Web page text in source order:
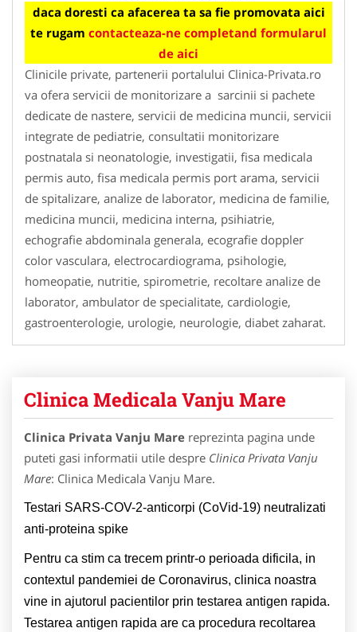
daca doresti ca afacerea ta sa fie promovata aici
te rugam contacteaza-ne completand formularul
de aici
Clinicile private, partenerii portalului Clinica-Privata.ro
va ofera servicii de monitorizare a sarcinii si pachete
dedicate de nastere, servicii de medicina muncii, servicii
integrate de pediatrie, consultatii monitorizare
postnatala si neonatologie, investigatii, fisa medicala
permis auto, fisa medicala permis port arama, servicii
de spitalizare, analize de laborator, medicina de familie,
medicina muncii, medicina interna, psihiatrie,
echografie abdominala generala, ecografie doppler
color vasculara, electrocardiograma, psihologie,
homeopatie, nutritie, spirometrie, recoltare analize de
laborator, ambulator de specialitate, cardiologie,
gastroenterologie, urologie, neurologie, diabet zaharat.
Clinica Medicala Vanju Mare
Clinica Privata Vanju Mare reprezinta pagina unde
puteti gasi informatii utile despre Clinica Privata Vanju
Mare: Clinica Medicala Vanju Mare.
Testari SARS-COV-2-anticorpi (CoVid-19) neutralizati
anti-proteina spike
Pentru ca stim ca trecem printr-o perioada dificila, in
contextul pandemiei de Coronavirus, clinica noastra
vine in ajutorul pacientilor prin testarea antigen rapida.
Testarea antigen rapida are ca procedura recoltarea